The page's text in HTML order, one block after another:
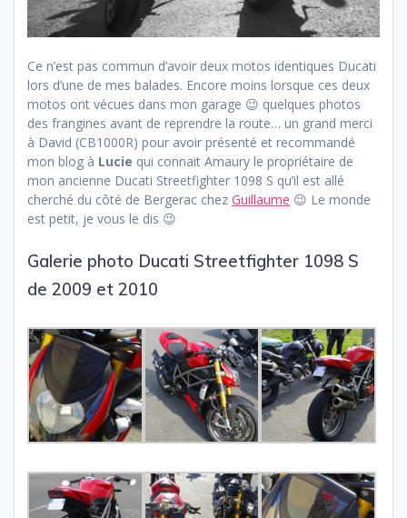
Ce n’est pas commun d’avoir deux motos identiques Ducati
lors d’une de mes balades. Encore moins lorsque ces deux
motos ont vécues dans mon garage 😉 quelques photos
des frangines avant de reprendre la route… un grand merci
à David (CB1000R) pour avoir présenté et recommandé
mon blog à Lucie qui connait Amaury le propriétaire de
mon ancienne Ducati Streetfighter 1098 S qu’il est allé
cherché du côté de Bergerac chez Guillaume 😉 Le monde
est petit, je vous le dis 😉
Galerie photo Ducati Streetfighter 1098 S
de 2009 et 2010